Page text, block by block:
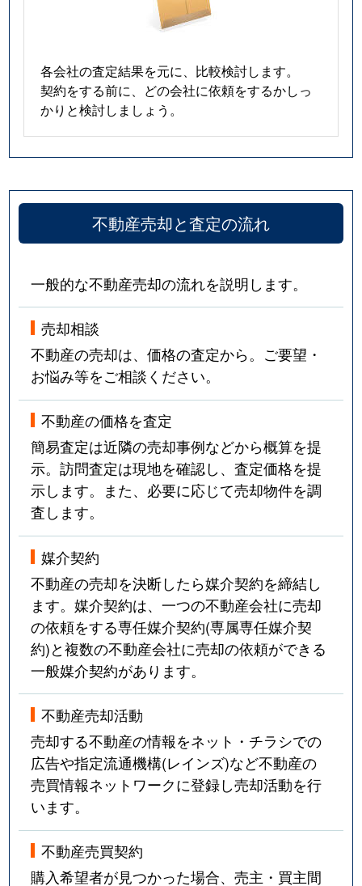
各会社の査定結果を元に、比較検討します。
契約をする前に、どの会社に依頼をするかしっ
かりと検討しましょう。
不動産売却と査定の流れ
一般的な不動産売却の流れを説明します。
売却相談
不動産の売却は、価格の査定から。ご要望・
お悩み等をご相談ください。
不動産の価格を査定
簡易査定は近隣の売却事例などから概算を提
示。訪問査定は現地を確認し、査定価格を提
示します。また、必要に応じて売却物件を調
査します。
媒介契約
不動産の売却を決断したら媒介契約を締結し
ます。媒介契約は、一つの不動産会社に売却
の依頼をする専任媒介契約(専属専任媒介契
約)と複数の不動産会社に売却の依頼ができる
一般媒介契約があります。
不動産売却活動
売却する不動産の情報をネット・チラシでの
広告や指定流通機構(レインズ)など不動産の
売買情報ネットワークに登録し売却活動を行
います。
不動産売買契約
購入希望者が見つかった場合、売主・買主間